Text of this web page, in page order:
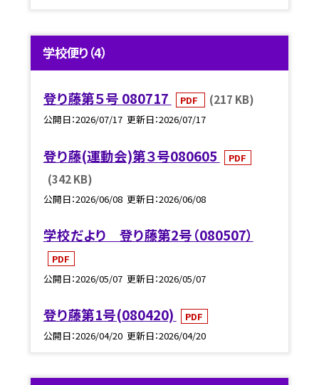
学校便り（4）
登り藤第５号 080717 PDF (217 KB)
公開日 2026/07/17 更新日 2026/07/17
登り藤(運動会)第３号080605 PDF
(342 KB)
公開日 2026/06/08 更新日 2026/06/08
学校だより 登り藤第2号（080507）
PDF
公開日 2026/05/07 更新日 2026/05/07
登り藤第1号(080420)
PDF
公開日 2026/04/20 更新日 2026/04/20